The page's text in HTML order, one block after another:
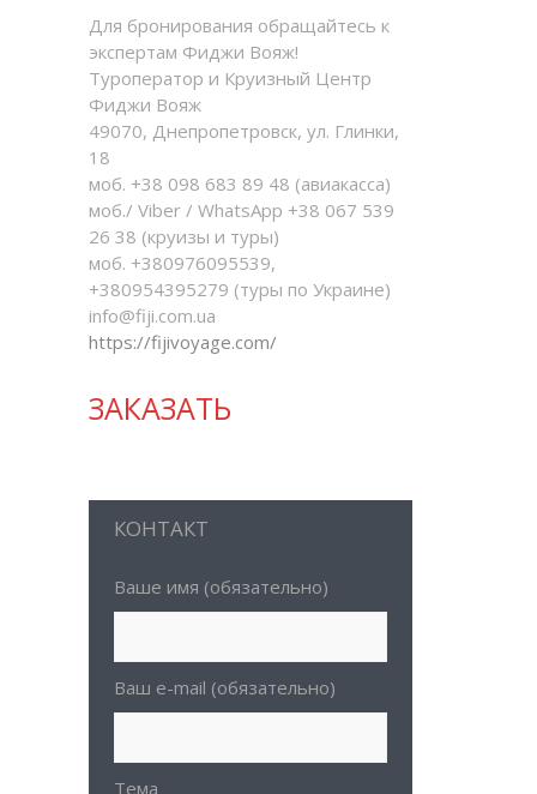
Для бронирования обращайтесь к
экспертам Фиджи Вояж!
Туроператор и Круизный Центр
Фиджи Вояж
49070, Днепропетровск, ул. Глинки,
18
моб. +38 098 683 89 48 (авиакасса)
моб./ Viber / WhatsApp +38 067 539
26 38 (круизы и туры)
моб. +380976095539,
+380954395279 (туры по Украине)
info@fiji.com.ua
https://fijivoyage.com/
ЗАКАЗАТЬ
КОНТАКТ
Ваше имя (обязательно)
Ваш e-mail (обязательно)
Тема